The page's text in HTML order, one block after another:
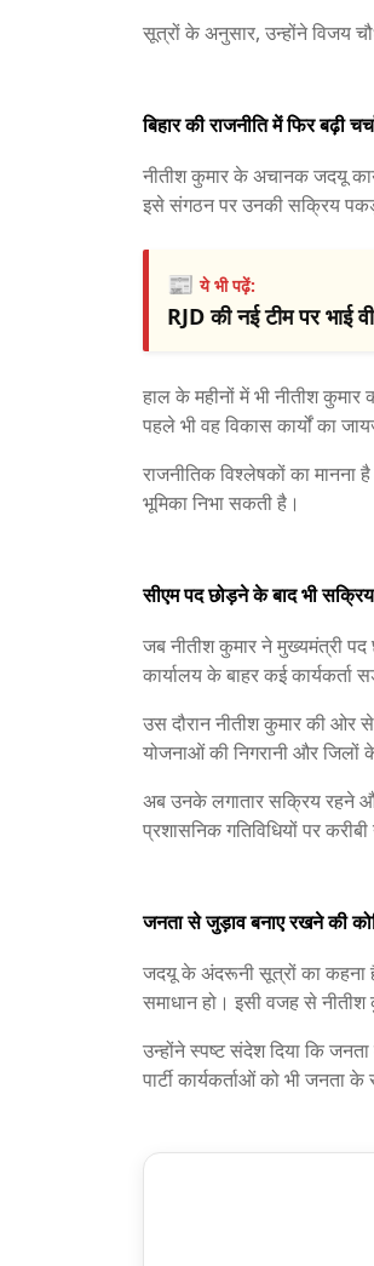
सूत्रों के अनुसार, उन्होंने विजय
बिहार की राजनीति में फिर बढ़ी
नीतीश कुमार के अचानक जदयू
इसे संगठन पर उनकी सक्रिय
📰ये भी पढ़ें:
RJD की नई टीम पर भाई
हाल के महीनों में भी नीतीश
पहले भी वह विकास कार्यों का
राजनीतिक विश्लेषकों का मानना
भूमिका निभा सकती है।
सीएम पद छोड़ने के बाद भी
जब नीतीश कुमार ने मुख्यमंत्री पद
कार्यालय के बाहर कई
उस दौरान नीतीश कुमार की ओर
योजनाओं की निगरानी और जिलों
अब उनके लगातार सक्रिय रहने
प्रशासनिक गतिविधियों पर
जनता से जुड़ाव बनाए रखने की
जदयू के अंदरूनी सूत्रों का कहना
समाधान हो। इसी वजह से
उन्होंने स्पष्ट संदेश दिया कि
पार्टी कार्यकर्ताओं को भी जनता